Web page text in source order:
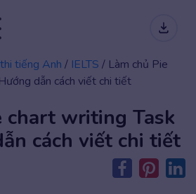
tiếng Anh / IELTS / Làm chủ Pie
dẫn cách viết chi tiết
chart writing Task
cách viết chi tiết